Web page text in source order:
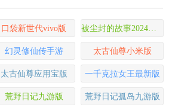
口袋新世代vivo版 被尘封的故事2024最新版
幻灵修仙传手游 太古仙尊小米版
太古仙尊应用宝版 一千克拉女王最新版
荒野日记九游版 荒野日记孤岛九游版